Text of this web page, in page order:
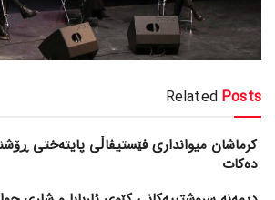
Related Posts
کرماشان میوانداری فێستیڤاڵی پایتەختی
دەکات